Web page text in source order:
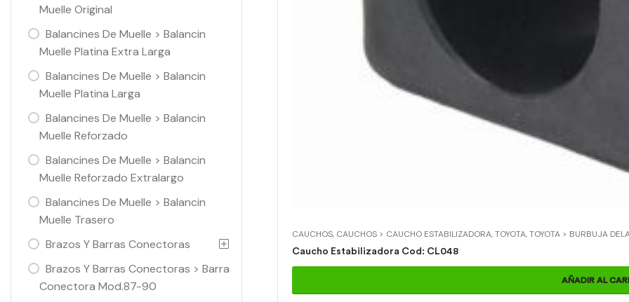
CAUCHOS, CAUCHOS > CAUCHO ESTABILIZADORA,TOYOTA,TOYOTA > BURBUJA
Caucho Estabilizadora Cod: CL048
AÑADIR AL
Muelle Original
Balancines De Muelle > Balancin
Muelle Platina Extra Larga
Balancines De Muelle > Balancin
Muelle Platina Larga
Balancines De Muelle > Balancin
Muelle Reforzado
Balancines De Muelle > Balancin
Muelle Reforzado Extralargo
Balancines De Muelle > Balancin
Muelle Trasero
Brazos Y Barras Conectoras
Brazos Y Barras Conectoras > Barra
Conectora Mod.87-90